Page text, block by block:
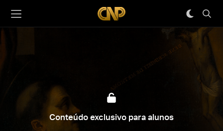
Conteúdo exclusivo para alunos